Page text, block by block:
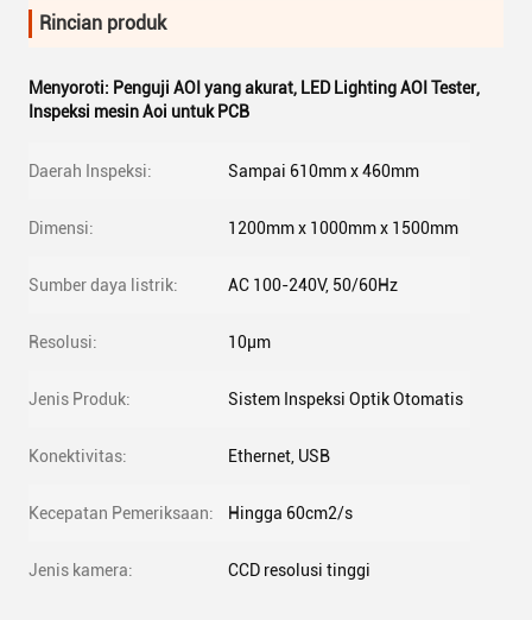
Rincian produk
Menyoroti: Penguji AOI yang akurat, LED Lighting AOI Tester,
Inspeksi mesin Aoi untuk PCB
Daerah Inspeksi: Sampai 610mm x 460mm
Dimensi: 1200mm x 1000mm x 1500mm
Sumber daya listrik: AC 100-240V, 50/60Hz
Resolusi: 10μm
Jenis Produk: Sistem Inspeksi Optik Otomatis
Konektivitas: Ethernet, USB
Kecepatan Pemeriksaan: Hingga 60cm2/s
Jenis kamera: CCD resolusi tinggi